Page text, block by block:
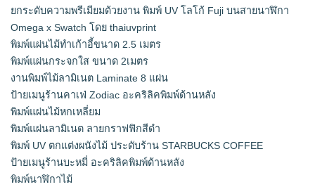
ยกระดับความพรีเมียมด้วยงาน พิมพ์ UV โลโก้ Fuji บนสายนาฬิกา
Omega x Swatch โดย thaiuvprint
พิมพ์แผ่นไม้ทำเก้าอี้ขนาด 2.5 เมตร
พิมพ์แผ่นกระจกใส ขนาด 2เมตร
งานพิมพ์ไม้ลามิเนต Laminate 8 แผ่น
ป้ายเมนูร้านคาเฟ่ Zodiac อะคริลิคพิมพ์ด้านหลัง
พิมพ์แผ่นไม้หกเหลี่ยม
พิมพ์แผ่นลามิเนต ลายกราฟฟิกสีดำ
พิมพ์ UV ตกแต่งผนังไม้ ประดับร้าน STARBUCKS COFFEE
ป้ายเมนูร้านบะหมี่ อะคริลิคพิมพ์ด้านหลัง
พิมพ์นาฬิกาไม้